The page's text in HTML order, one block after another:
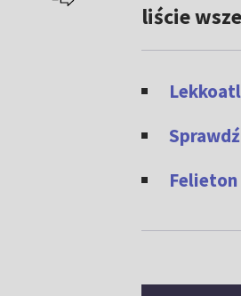
liście